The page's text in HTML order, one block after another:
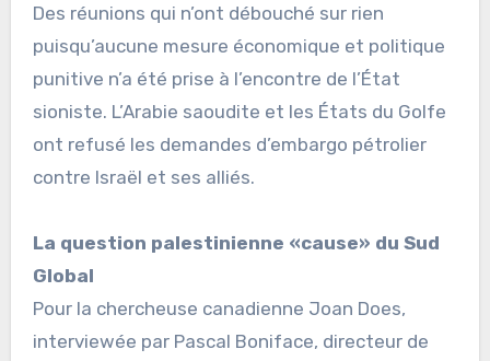
Des réunions qui n’ont débouché sur rien
puisqu’aucune mesure économique et politique
punitive n’a été prise à l’encontre de l’État
sioniste. L’Arabie saoudite et les États du Golfe
ont refusé les demandes d’embargo pétrolier
contre Israël et ses alliés.
La question palestinienne «cause» du Sud
Global
Pour la chercheuse canadienne Joan Does,
interviewée par Pascal Boniface, directeur de